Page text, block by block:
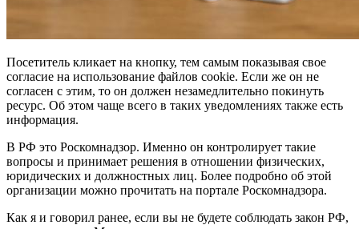
Посетитель кликает на кнопку, тем самым показывая свое
согласие на использование файлов cookie. Если же он не
согласен с этим, то он должен незамедлительно покинуть
ресурс. Об этом чаще всего в таких уведомлениях также есть
информация.
В РФ это Роскомнадзор. Именно он контролирует такие
вопросы и принимает решения в отношении физических,
юридических и должностных лиц. Более подробно об этой
организации можно прочитать на портале Роскомнадзора.
Как я и говорил ранее, если вы не будете соблюдать закон РФ,